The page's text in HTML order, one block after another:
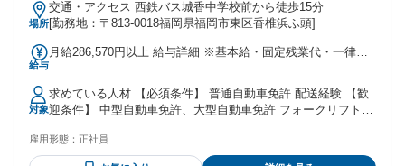
場所
交通・アクセス 西鉄バス城香中学校前から徒歩15分
[勤務地：〒813-0018福岡県福岡市東区香椎浜ふ頭]
給与
月給286,570円以上 給与詳細 ※基本給・固定残業代・一律手
月あたり8万8100円 〜 8万8100円（固定残業時間：1ヶ月あた
り60時間） 固定残業時間を超えた勤務時間については別途残
業代を支給する 【一律手当】 全員に一律で支払われる通勤・
皆勤・家族手当金額：あり 1ヶ月あたり3200円 〜 1万8000円
対象
求めている人材 【必須条件】 普通自動車免許 配送経験 【歓
迎条件】 中型自動車免許、大型自動車免許 フォークリフト技
雇用形態： 正社員